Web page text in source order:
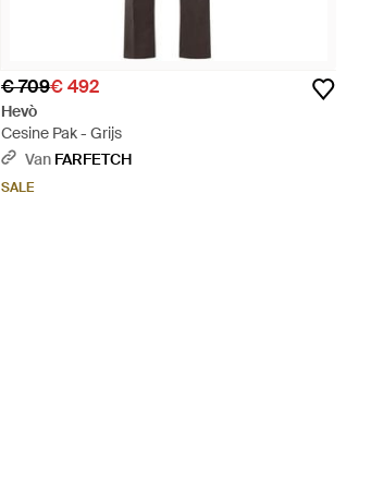
€ 709€ 492
Hevò
Cesine Pak - Grijs
Van FARFETCH
SALE